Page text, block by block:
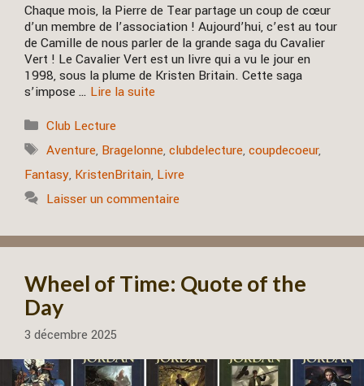
Chaque mois, la Pierre de Tear partage un coup de cœur
d’un membre de l’association ! Aujourd’hui, c’est au tour
de Camille de nous parler de la grande saga du Cavalier
Vert ! Le Cavalier Vert est un livre qui a vu le jour en
1998, sous la plume de Kristen Britain. Cette saga
s’impose … Lire la suite
Catégories
Club Lecture
Étiquettes
Aventure, Bragelonne,clubdelecture,coupdecoeur,
Fantasy, KristenBritain, Livre
Laisser un commentaire
Wheel of Time: Quote of the
Day
3 décembre 2025